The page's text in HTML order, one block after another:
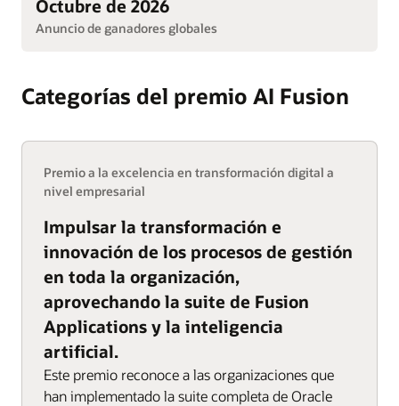
Octubre de 2026
Anuncio de ganadores globales
Categorías del premio AI Fusion
Premio a la excelencia en transformación digital a
nivel empresarial
Impulsar la transformación e
innovación de los procesos de gestión
en toda la organización,
aprovechando la suite de Fusion
Applications y la inteligencia
artificial.
Este premio reconoce a las organizaciones que
han implementado la suite completa de Oracle